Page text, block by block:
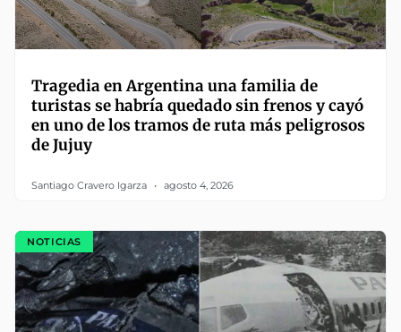
Tragedia en Argentina una familia de
turistas se habría quedado sin frenos y cayó
en uno de los tramos de ruta más peligrosos
de Jujuy
Santiago Cravero Igarza agosto 4, 2026
NOTICIAS